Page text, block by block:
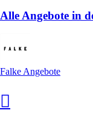
Alle Angebote in
Falke Angebote